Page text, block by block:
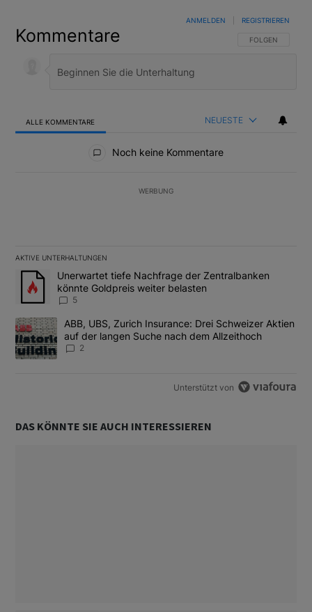
Kommentare FOLGE DIESER
FOLGEN
ANMELDEN REGISTRIEREN
ALLE KOMMENTARE NEUESTE
Noch keine Kommentare
WERBUNG
AKTIVE UNTERHALTUNGEN
Das Folgende ist eine Liste der am meisten kommentierten
Ein Trendartikel mit dem Titel "Unerwartet tiefe Nachfrage der
Unerwartet tiefe Nachfrage der Zentralbanken
könnte Goldpreis weiter belasten
5
Ein Trendartikel mit dem Titel "ABB, UBS, Zurich Insurance:
ABB, UBS, Zurich Insurance: Drei Schweizer Aktien
auf der langen Suche nach dem Allzeithoch
2
Unterstützt von
DAS KÖNNTE SIE AUCH INTERESSIEREN